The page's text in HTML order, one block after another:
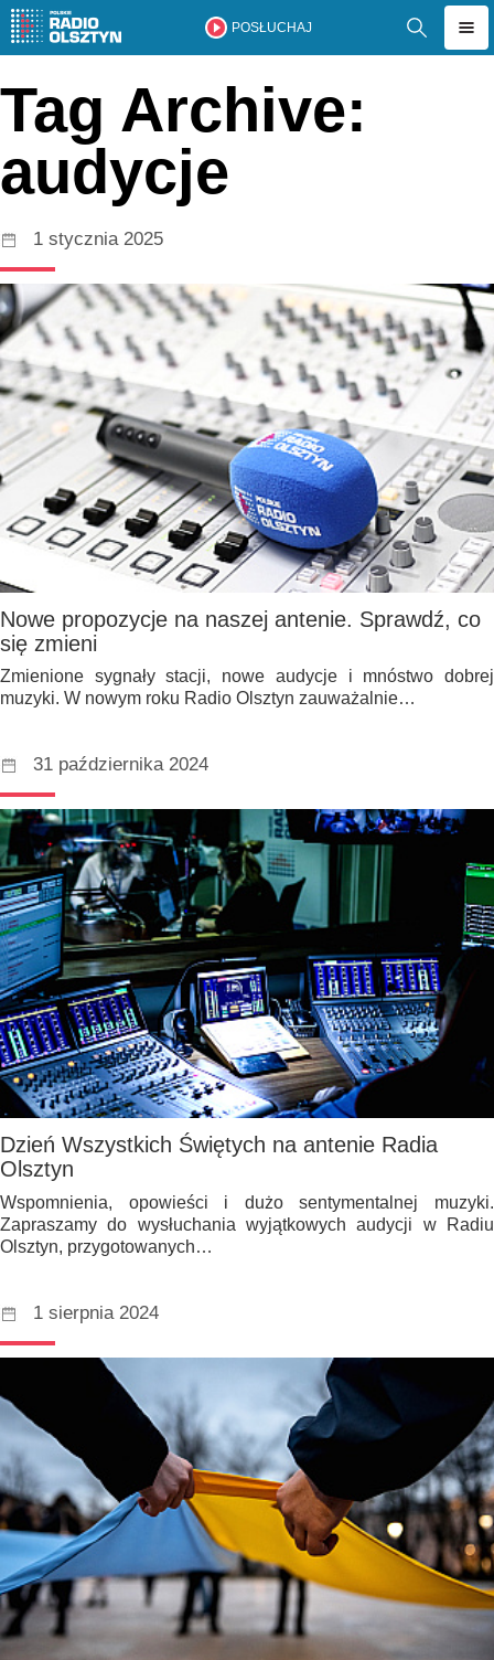
POSŁUCHAJ
Tag Archive:
audycje
1 stycznia 2025
Nowe propozycje na naszej antenie. Sprawdź, co
się zmieni
Zmienione sygnały stacji, nowe audycje i mnóstwo dobrej
muzyki. W nowym roku Radio Olsztyn zauważalnie…
31 października 2024
Dzień Wszystkich Świętych na antenie Radia
Olsztyn
Wspomnienia, opowieści i dużo sentymentalnej muzyki.
Zapraszamy do wysłuchania wyjątkowych audycji w Radiu
Olsztyn, przygotowanych…
1 sierpnia 2024